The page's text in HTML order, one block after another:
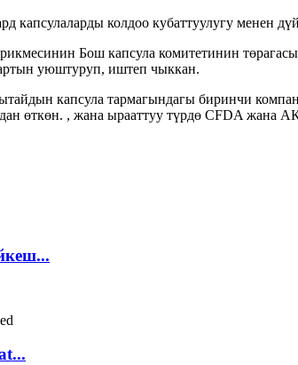
колдоо кубаттуулугу менен
Бош капсула комитетинин
уюштуруп, иштеп чыккан.
капсула тармагындагы биринчи
өткөн. , жана ырааттуу түрдө CFDA жана